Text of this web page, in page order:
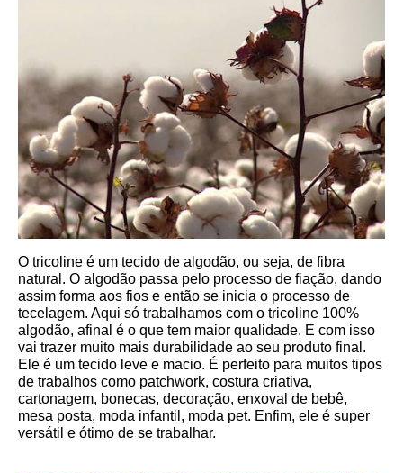
O tricoline é um tecido de algodão, ou seja, de fibra
natural. O algodão passa pelo processo de fiação, dando
assim forma aos fios e então se inicia o processo de
tecelagem. Aqui só trabalhamos com o tricoline 100%
algodão, afinal é o que tem maior qualidade. E com isso
vai trazer muito mais durabilidade ao seu produto final.
Ele é um tecido leve e macio. É perfeito para muitos tipos
de trabalhos como patchwork, costura criativa,
cartonagem, bonecas, decoração, enxoval de bebê,
mesa posta, moda infantil, moda pet. Enfim, ele é super
versátil e ótimo de se trabalhar.